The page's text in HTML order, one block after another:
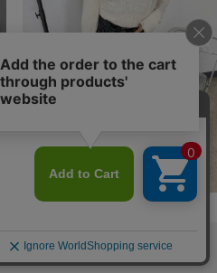
¥5,999